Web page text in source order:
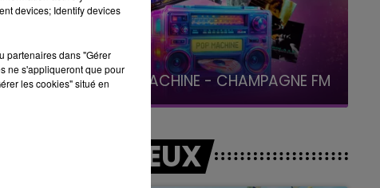
19h00 - 19h15
LA POP MACHINE - CHAMPAGNE FM
LES JEUX
devices; Identify devices
partenaires dans "Gérer
ne s'appliqueront que pour
les cookies" situé en